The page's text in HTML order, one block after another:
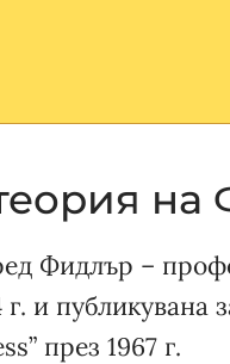
Фидлър –
и публикувана
през 1967 г.